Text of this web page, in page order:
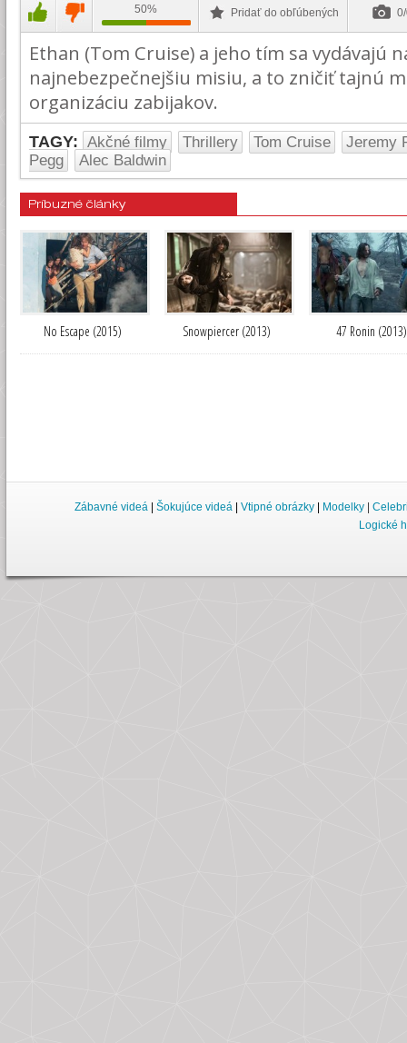
50% Pridať do obľúbených
Ethan (Tom Cruise) a jeho tím sa vydávajú
najnebezpečnejšiu misiu, a to zničiť tajnú
organizáciu zabijakov.
TAGY: Akčné filmy Thrillery Tom Cruise
Jeremy
Pegg
Alec Baldwin
Príbuzné články
No Escape (2015) Snowpiercer (2013) 47 Ronin (2013)
Zábavné videá | Šokujúce videá | Vtipné obrázky | Modelky |
Logické